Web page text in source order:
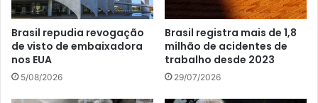
Brasil repudia revogação
de visto de embaixadora
nos EUA
5/08/2026
Brasil registra mais de 1,8
milhão de acidentes de
trabalho desde 2023
29/07/2026